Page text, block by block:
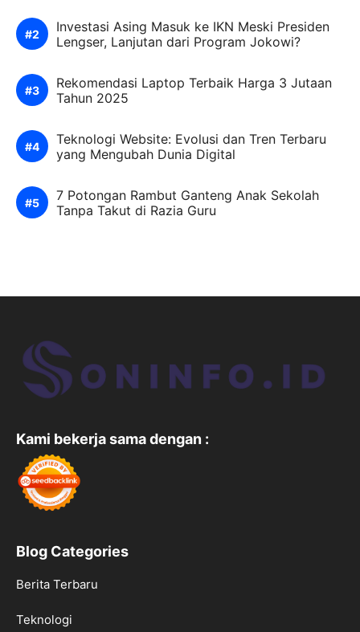
Investasi Asing Masuk ke IKN Meski Presiden
Lengser, Lanjutan dari Program Jokowi?
Rekomendasi Laptop Terbaik Harga 3 Jutaan
Tahun 2025
Teknologi Website: Evolusi dan Tren Terbaru
yang Mengubah Dunia Digital
7 Potongan Rambut Ganteng Anak Sekolah
Tanpa Takut di Razia Guru
Kami bekerja sama dengan :
Blog Categories
Berita Terbaru
Teknologi